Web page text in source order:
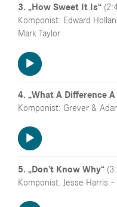
3. „How Sweet It Is“
Komponist: Edward
Mark Taylor
Audio-
Player
4. „What A Difference A
Komponist: Grever &
Audio-
Player
5. „Don’t Know Why“
Komponist: Jesse Harris